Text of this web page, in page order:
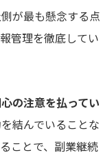
が最も懸念する点
管理を徹底してい
の注意を払ってい
結んでいることな
ことで、副業継続